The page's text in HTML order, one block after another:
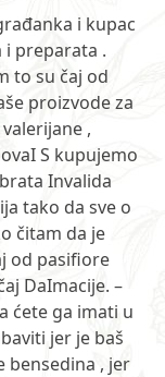
i kupac
i preparata .
to su čaj od
proizvode za
,
S kupujemo
Invalida
tako da sve o
čitam da je
od pasifiore
DaImacije. –
ćete ga imati u
jer je baš
bensedina , jer